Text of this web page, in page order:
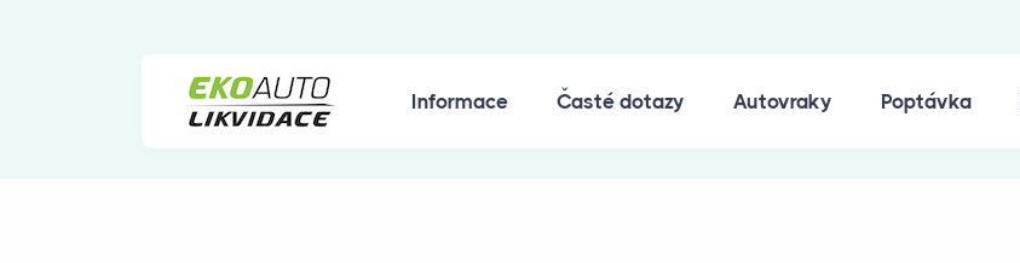
Informace Časté dotazy Autovraky Poptávka